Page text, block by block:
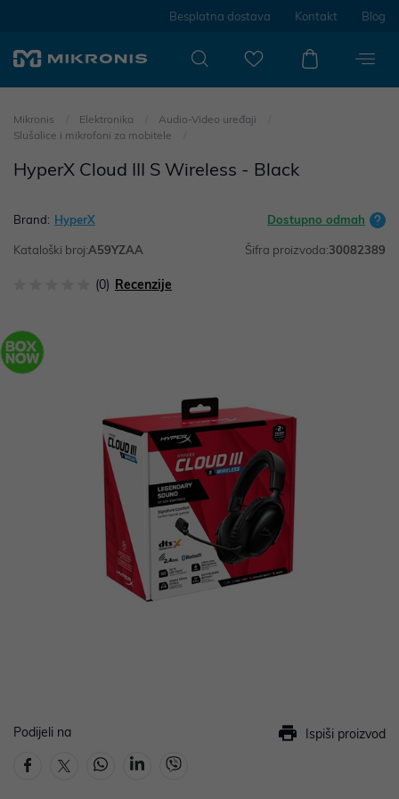
Besplatna dostava Kontakt Blog
Mikronis Elektronika
Audio-Video uređaji
Slušalice i mikrofoni za mobitele
HyperX Cloud III S Wireless - Black
Brand: HyperX Dostupno odmah
Kataloški broj:A59YZAA Šifra proizvoda:30082389
(0) Recenzije
Podijeli na Ispiši proizvod